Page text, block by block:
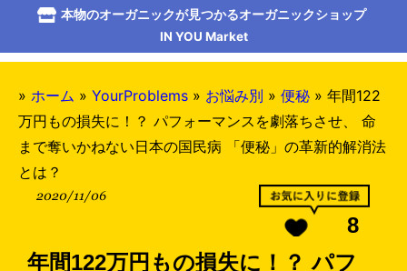
本物のオーガニックが見つかるオーガニックショップ
IN YOU Market
» ホーム » YourProblems » お悩み別 » 便秘 » 年間122
万円もの損失に！？ パフォーマンスを劇落ちさせ、 命
まで奪いかねない日本の国民病 「便秘」の革新的解消法
とは？
2020/11/06
8
年間122万円もの損失に！？ パフ